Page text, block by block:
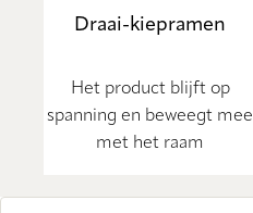
Draai-kiepramen
Het product blijft op
spanning en beweegt mee
met het raam